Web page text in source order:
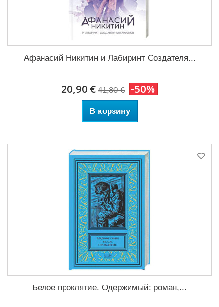
Афанасий Никитин и Лабиринт Создателя...
20,90 € 41,80 € -50%
В корзину
Белое проклятие. Одержимый: роман,...